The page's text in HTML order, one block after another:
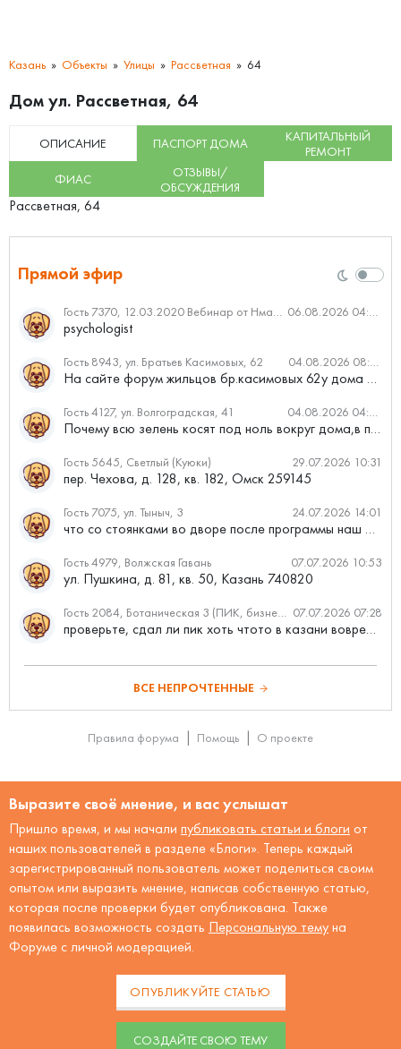
Казань Объекты Улицы Рассветная 64
Дом ул. Рассветная, 64
ОПИСАНИЕ ПАСПОРТ ДОМА
КАПИТАЛЬНЫЙ
РЕМОНТ
ФИАС
ОТЗЫВЫ/
ОБСУЖДЕНИЯ
Рассветная, 64
Прямой эфир
Гость 7370, 12.03.2020 Вебинар от Нмаркет.ПРО: «Актуальное об ипотеке: что нужно знать» 06.08.2026 04:00
psychologist
Гость 8943, ул. Братьев Касимовых, 62 04.08.2026 08:34
На сайте форум жильцов бр.касимовых 62у дома растут красивые...
Гость 4127, ул. Волгоградская, 41 04.08.2026 04:46
Почему всю зелень косят под ноль вокруг дома,в полисадниках....
Гость 5645, Светлый (Куюки) 29.07.2026 10:31
пер. Чехова, д. 128, кв. 182, Омск 259145
Гость 7075, ул. Тыныч, 3 24.07.2026 14:01
что со стоянками во дворе после программы наш двор
Гость 4979, Волжская Гавань 07.07.2026 10:53
ул. Пушкина, д. 81, кв. 50, Казань 740820
Гость 2084, Ботаническая 3 (ПИК, бизнес-класс) 07.07.2026 07:28
проверьте, сдал ли пик хоть чтото в казани вовремя?
ВСЕ НЕПРОЧТЕННЫЕ
Правила форума Помощь О проекте
Выразите своё мнение, и вас услышат
Пришло время, и мы начали публиковать статьи и блоги от
наших пользователей в разделе «Блоги». Теперь каждый
зарегистрированный пользователь может поделиться своим
опытом или выразить мнение, написав собственную статью,
которая после проверки будет опубликована. Также
появилась возможность создать Персональную тему на
Форуме с личной модерацией.
ОПУБЛИКУЙТЕ СТАТЬЮ
CОЗДАЙТЕ СВОЮ ТЕМУ